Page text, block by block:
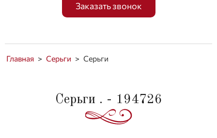
Заказать звонок
Главная > Серьги > Серьги
Серьги . - 194726